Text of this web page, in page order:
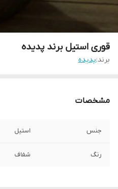
قوری استیل برند پدیده
برند:پدیده
مشخصات
جنس استیل
رنگ شفاف